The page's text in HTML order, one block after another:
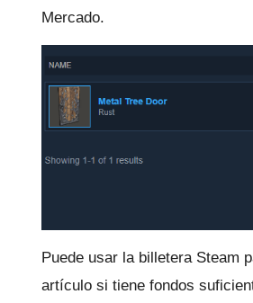
Mercado.
Puede usar la billetera Steam
artículo si tiene fondos